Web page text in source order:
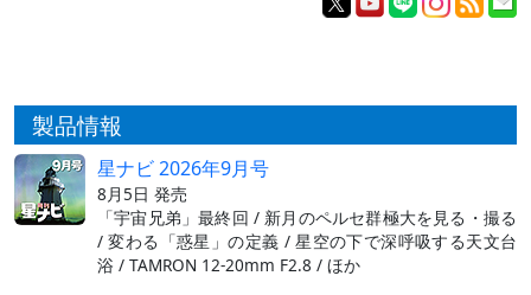
製品情報
星ナビ 2026年9月号
8月5日 発売
「宇宙兄弟」最終回 / 新月のペルセ群極大を見る・撮る
/ 変わる「惑星」の定義 / 星空の下で深呼吸する天文台
浴 / TAMRON 12-20mm F2.8 / ほか